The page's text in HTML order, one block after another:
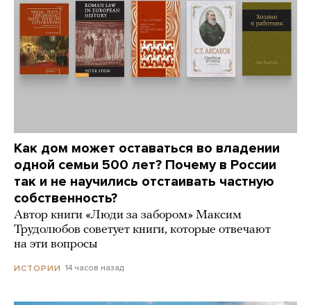
Как дом может оставаться во владении
одной семьи 500 лет? Почему в России
так и не научились отстаивать частную
собственность?
Автор книги «Люди за забором» Максим
Трудолюбов советует книги, которые отвечают
на эти вопросы
ИСТОРИИ 14 часов назад